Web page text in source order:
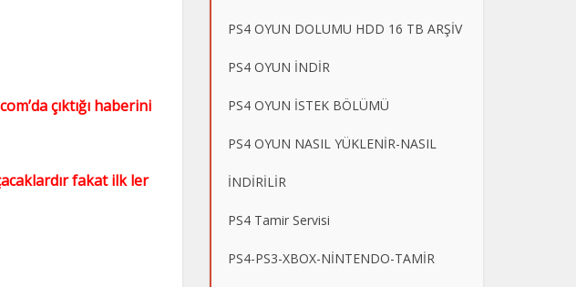
çıktığı haberini
fakat ilk ler
PS4 OYUN DOLUMU HDD 16 TB ARŞİV
PS4 OYUN İNDİR
PS4 OYUN İSTEK BÖLÜMÜ
PS4 OYUN NASIL YÜKLENİR-NASIL
İNDİRİLİR
PS4 Tamir Servisi
PS4-PS3-XBOX-NİNTENDO-TAMİR